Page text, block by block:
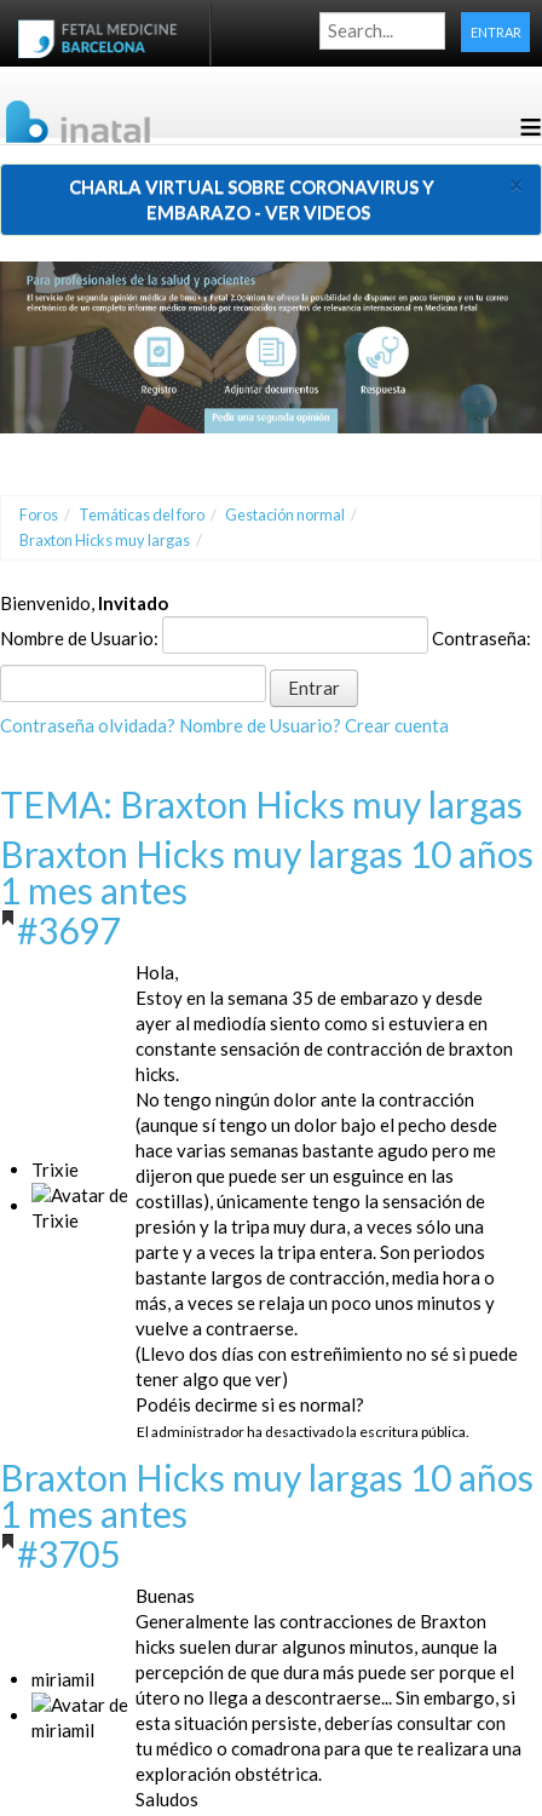
≡
ENTRAR
×
CHARLA VIRTUAL SOBRE CORONAVIRUS Y
EMBARAZO - VER VIDEOS
Foros / Temáticas del foro / Gestación normal /
Braxton Hicks muy largas /
Bienvenido, Invitado
Nombre de Usuario:
Contraseña:
Contraseña olvidada? Nombre de Usuario? Crear cuenta
TEMA: Braxton Hicks muy largas
Braxton Hicks muy largas 10 años
1 mes antes
#3697
Trixie
Hola,
Estoy en la semana 35 de embarazo y desde
ayer al mediodía siento como si estuviera en
constante sensación de contracción de braxton
hicks.
No tengo ningún dolor ante la contracción
(aunque sí tengo un dolor bajo el pecho desde
hace varias semanas bastante agudo pero me
dijeron que puede ser un esguince en las
costillas), únicamente tengo la sensación de
presión y la tripa muy dura, a veces sólo una
parte y a veces la tripa entera. Son periodos
bastante largos de contracción, media hora o
más, a veces se relaja un poco unos minutos y
vuelve a contraerse.
(Llevo dos días con estreñimiento no sé si puede
tener algo que ver)
Podéis decirme si es normal?
El administrador ha desactivado la escritura pública.
Braxton Hicks muy largas 10 años
1 mes antes
#3705
miriamil
Buenas
Generalmente las contracciones de Braxton
hicks suelen durar algunos minutos, aunque la
percepción de que dura más puede ser porque el
útero no llega a descontraerse... Sin embargo, si
esta situación persiste, deberías consultar con
tu médico o comadrona para que te realizara una
exploración obstétrica.
Saludos